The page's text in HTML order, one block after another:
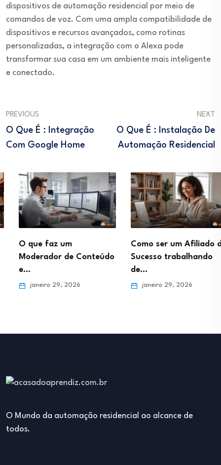
dispositivos de automação residencial por meio de
comandos de voz. Com uma ampla compatibilidade de
dispositivos e recursos avançados, como rotinas
personalizadas, a integração com o Alexa pode
transformar sua casa em um ambiente mais inteligente
e conectado.
PREVIOUS
O Que É : Integração
Com Google Home
NEXT
O Que É : Instalação De
Automação Residencial
O que faz um
Moderador de Conteúdo
janeiro 29, 2026
Como ser um Afiliado de
Sucesso trabalhando
de…
janeiro 29, 2026
O Mundo da automação residencial ao alcance de
todos.